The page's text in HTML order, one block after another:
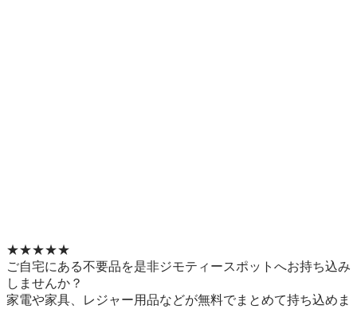
★★★★★
ご自宅にある不要品を是非ジモティースポットへお持ち込み
しませんか？
家電や家具、レジャー用品などが無料でまとめて持ち込めま